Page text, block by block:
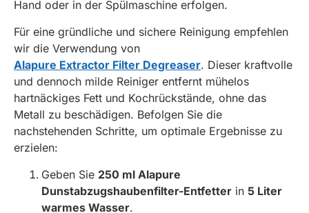
Hand oder in der Spülmaschine erfolgen.
Für eine gründliche und sichere Reinigung empfehlen
wir die Verwendung von
Alapure Extractor Filter Degreaser. Dieser kraftvolle
und dennoch milde Reiniger entfernt mühelos
hartnäckiges Fett und Kochrückstände, ohne das
Metall zu beschädigen. Befolgen Sie die
nachstehenden Schritte, um optimale Ergebnisse zu
erzielen:
Geben Sie 250 ml Alapure
Dunstabzugshaubenfilter-Entfetter in 5 Liter
warmes Wasser.